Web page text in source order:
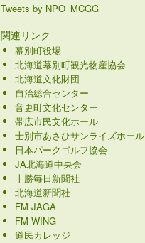
Tweets by NPO_MCGG
関連リンク
幕別町役場
北海道幕別町観光物産協会
北海道文化財団
自治総合センター
音更町文化センター
帯広市民文化ホール
士別市あさひサンライズホール
日本パークゴルフ協会
JA北海道中央会
十勝毎日新聞社
北海道新聞社
FM JAGA
FM WING
道民カレッジ